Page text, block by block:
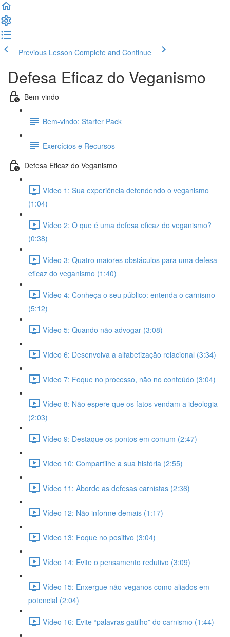
Previous Lesson Complete and Continue
Defesa Eficaz do Veganismo
Bem-vindo
Bem-vindo: Starter Pack
Exercícios e Recursos
Defesa Eficaz do Veganismo
Vídeo 1: Sua experiência defendendo o veganismo
(1:04)
Vídeo 2: O que é uma defesa eficaz do veganismo?
(0:38)
Vídeo 3: Quatro maiores obstáculos para uma defesa
eficaz do veganismo (1:40)
Vídeo 4: Conheça o seu público: entenda o carnismo
(5:12)
Vídeo 5: Quando não advogar (3:08)
Vídeo 6: Desenvolva a alfabetização relacional (3:34)
Vídeo 7: Foque no processo, não no conteúdo (3:04)
Vídeo 8: Não espere que os fatos vendam a ideologia
(2:03)
Vídeo 9: Destaque os pontos em comum (2:47)
Vídeo 10: Compartilhe a sua história (2:55)
Vídeo 11: Aborde as defesas carnistas (2:36)
Vídeo 12: Não informe demais (1:17)
Vídeo 13: Foque no positivo (3:04)
Vídeo 14: Evite o pensamento redutivo (3:09)
Vídeo 15: Enxergue não-veganos como aliados em
potencial (2:04)
Vídeo 16: Evite “palavras gatilho” do carnismo (1:44)